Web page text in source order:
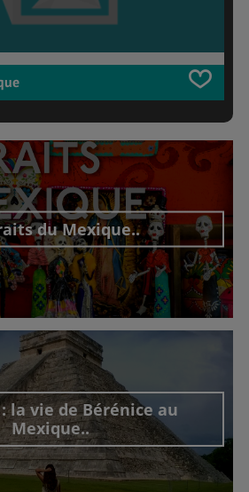
du Mexique..
cet interview
la vie de Bérénice au
Mexique..